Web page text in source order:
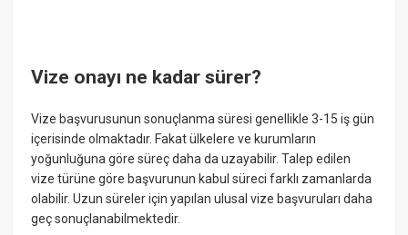
Vize onayı ne kadar sürer?
Vize başvurusunun sonuçlanma süresi genellikle 3-15 iş gün
içerisinde olmaktadır. Fakat ülkelere ve kurumların
yoğunluğuna göre süreç daha da uzayabilir. Talep edilen
vize türüne göre başvurunun kabul süreci farklı zamanlarda
olabilir. Uzun süreler için yapılan ulusal vize başvuruları daha
geç sonuçlanabilmektedir.